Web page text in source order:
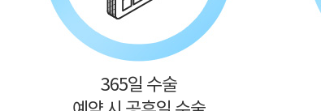
365일 수술